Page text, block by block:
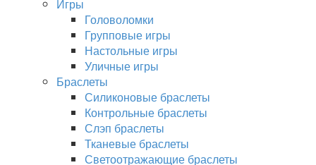
Игры
Головоломки
Групповые игры
Настольные игры
Уличные игры
Браслеты
Силиконовые браслеты
Контрольные браслеты
Слэп браслеты
Тканевые браслеты
Светоотражающие браслеты